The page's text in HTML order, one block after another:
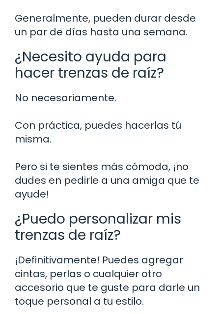
Generalmente, pueden durar desde
un par de días hasta una semana.
¿Necesito ayuda para
hacer trenzas de raíz?
No necesariamente.
Con práctica, puedes hacerlas tú
misma.
Pero si te sientes más cómoda, ¡no
dudes en pedirle a una amiga que te
ayude!
¿Puedo personalizar mis
trenzas de raíz?
¡Definitivamente! Puedes agregar
cintas, perlas o cualquier otro
accesorio que te guste para darle un
toque personal a tu estilo.